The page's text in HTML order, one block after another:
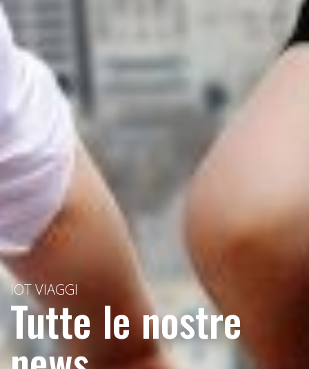
IOT VIAGGI
Tutte le nostre